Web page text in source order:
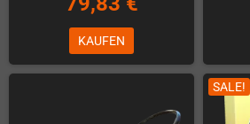
KAUFEN
SALE!